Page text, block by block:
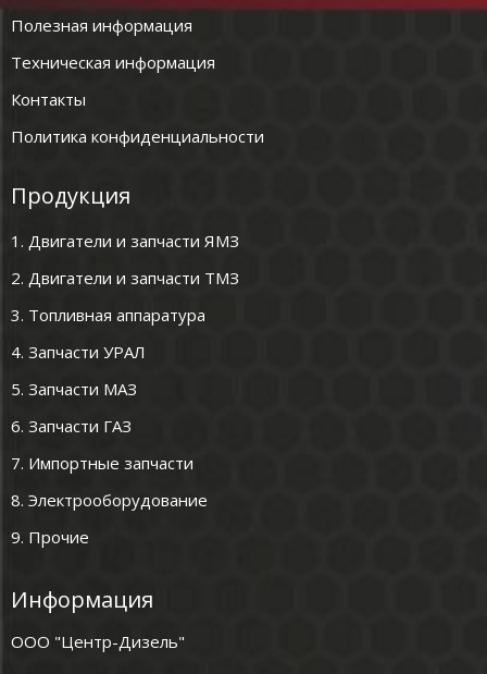
Полезная информация
Техническая информация
Контакты
Политика конфиденциальности
Продукция
1. Двигатели и запчасти ЯМЗ
2. Двигатели и запчасти ТМЗ
3. Топливная аппаратура
4. Запчасти УРАЛ
5. Запчасти МАЗ
6. Запчасти ГАЗ
7. Импортные запчасти
8. Электрооборудование
9. Прочие
Информация
ООО "Центр-Дизель"